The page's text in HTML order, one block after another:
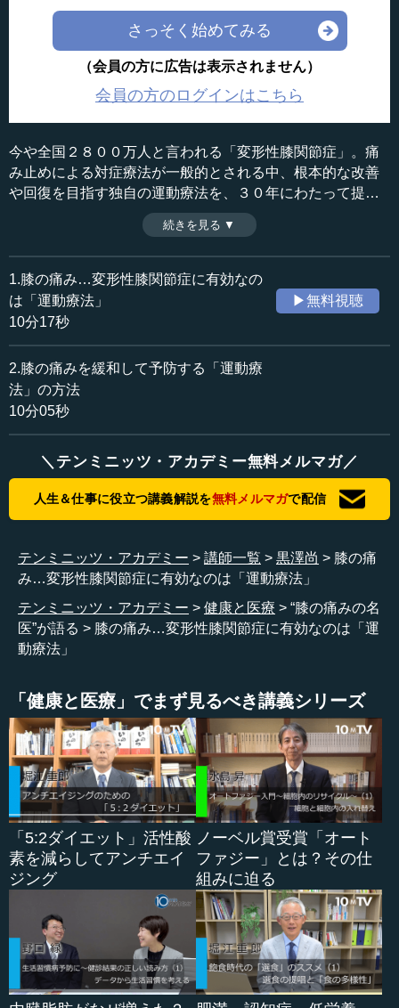
さっそく始めてみる
（会員の方に広告は表示されません）
会員の方のログインはこちら
今や全国２８００万人と言われる「変形性膝関節症」。痛
み止めによる対症療法が一般的とされる中、根本的な改善
や回復を目指す独自の運動療法を、３０年にわたって提唱
してきた医師がいる。順天堂大学医学部整形外科学特任教
授・黒澤尚氏その人だ。“膝の痛みの名医”が語る「膝」の特
効薬とは。（前編）
収録日：2015年9月14日
追加日：2015年11月19日
カテゴリー：
医療・健康
≪全文≫
●要介護者の１５～２０パーセントは骨・関節が原因
はじめまして。順天堂大学医学部の黒澤です。専門は整
ご存知のように、現代は高齢社会になっており、日本人
の平均寿命（２０１２年）は男性が７９歳、女性が８６歳
と、たいへん長寿の国になっています。それは大変喜ばし
合が悪くなって、せっかくの長寿の人生を享受できないと
いう人が、実は大勢いるのです。厚生労働省の調べでは、
男性で約７年、女性で約８年～９年、人生の終末期に思う
ように動けなくなり、せっかくの人生を享受できない人が
いるとされています。
そのように長寿になって体の調子が悪くなり、思うよう
に生活ができなくなる原因にはいろいろありますが、そう
した場合の一番の典型は「介護」になります。介護を必要
とする人は非常に大勢いて、統計によると約４００万人と
なっています。
介護の原因となる疾患は、厚労省の調べによると、ま
ず、皆さんよくご存知の認知症があります。次に、脳出血
や脳梗塞など、いわゆる脳卒中の後遺症で動けなくなるケ
ース、そしてその次に挙げられているのが、骨や関節の具
合が悪くなって思うような生活ができなくなるケースで
す。そういう人が約１５～２０パーセント前後だと、統計
ではなっています。
●全国２８００万人が変形性膝関節症
続きを見る ▼
1.膝の痛み…変形性膝関節症に有効なの
は「運動療法」
10分17秒
▶無料視聴
2.膝の痛みを緩和して予防する「運動療
法」の方法
10分05秒
＼テンミニッツ・アカデミー無料メルマガ／
人生＆仕事に役立つ講義解説を無料メルマガで配信
テンミニッツ・アカデミー 講師一覧 黒澤尚
膝の痛
み…変形性膝関節症に有効なのは「運動療法」
テンミニッツ・アカデミー
健康と医療
“膝の痛みの名
医”が語る
膝の痛み…変形性膝関節症に有効なのは「運
動療法」
「健康と医療」でまず見るべき講義シリーズ
「5:2ダイエット」活性酸
素を減らしてアンチエイ
ジング
ノーベル賞受賞「オート
ファジー」とは？その仕
組みに迫る